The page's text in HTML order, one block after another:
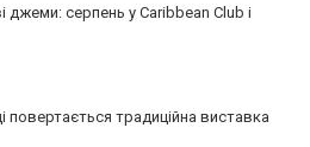
джеми: серпень у Caribbean Club і
повертається традиційна виставка